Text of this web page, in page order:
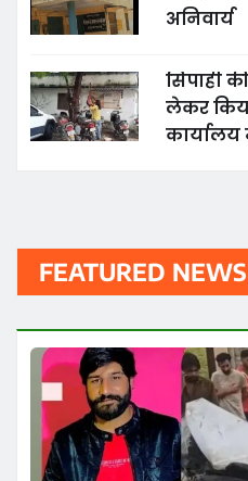
अनिवार्य
सिपाही
लेकर
कार्यालय
FEATURED NEWS